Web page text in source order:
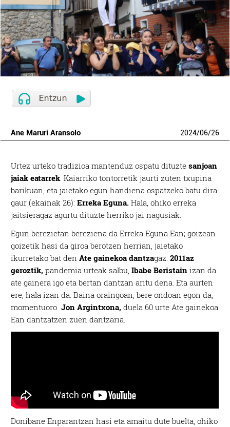
Ane Maruri Aransolo 2024/06/26
Urtez urteko tradizioa mantenduz ospatu dituztesanjoan
jaiak eatarrek. Kaiarriko tontorretik jaurti zuten txupina
barikuan, eta jaietako egun handiena ospatzeko batu dira
gaur (ekainak 26): Erreka Eguna.Hala, ohiko erreka
jaitsieragaz agurtu dituzte herriko jai nagusiak.
Egun berezietan bereziena da Erreka Eguna Ean; goizean
goizetik hasi da giroa berotzen herrian, jaietako
ikurretako bat denAte gainekoa dantzagaz. 2011az
geroztik, pandemia urteak salbu, Ibabe Beristain izan da
ate gainera igo eta bertan dantzan aritu dena. Eta aurten
ere, hala izan da. Baina oraingoan, bere ondoan egon da,
momentuoroJon Argintxona, duela 60 urte Ate gainekoa
Ean dantzatzen zuen dantzaria.
Donibane Enparantzan hasi eta amaitu dute buelta, ohiko